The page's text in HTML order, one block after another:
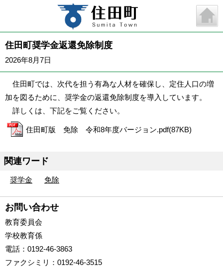
住田町奨学金返還免除制度
2026年8月7日
住田町では、次代を担う有為な人材を確保し、定住人口の増
加を図るために、奨学金の返還免除制度を導入しています。
詳しくは、下記をご覧ください。
住田町版 免除 令和8年度バージョン.pdf(87KB)
関連ワード
奨学金 免除
お問い合わせ
教育委員会
学校教育係
電話 ：0192-46-3863
ファクシミリ ：0192-46-3515